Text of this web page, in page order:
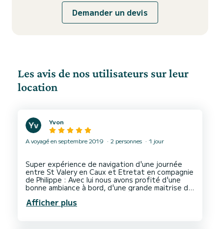
Demander un devis
Les avis de nos utilisateurs sur leur
location
Yvon
A voyagé en septembre 2019 2 personnes 1 jour
Super expérience de navigation d'une journée
entre St Valery en Caux et Etretat en compagnie
de Philippe : Avec lui nous avons profité d'une
bonne ambiance à bord, d'une grande maitrise de
ses conseils avisés; ceci en toute sécurité. Merci
Afficher plus